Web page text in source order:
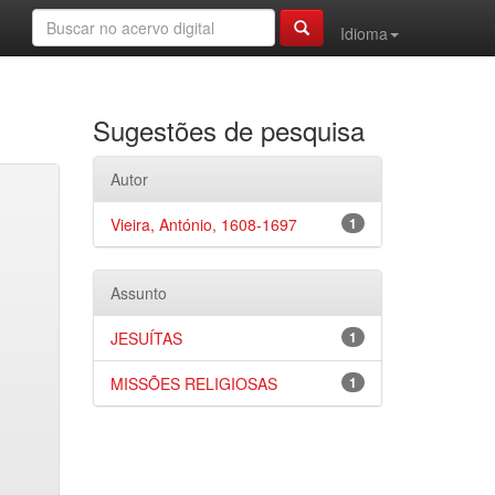
Idioma
Sugestões de pesquisa
Autor
1
Vieira, António, 1608-1697
Assunto
1
JESUÍTAS
1
MISSÕES RELIGIOSAS